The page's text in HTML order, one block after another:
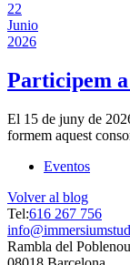
22
Junio
2026
Participem
El 15 de juny de
formem aquest
Eventos
Volver al blog
Tel:616 267 756
Rambla del